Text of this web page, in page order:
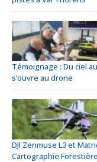
Témoignage : Du ciel
s’ouvre au drone
DJI Zenmuse L3 et
Cartographie Forestière